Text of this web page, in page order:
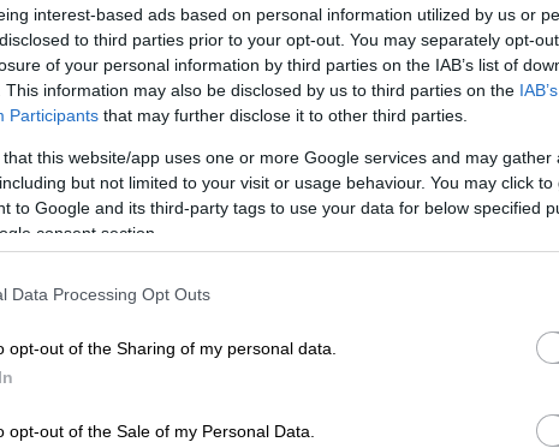
interest-based ads based on personal information utilized by us or
to third parties prior to your opt-out. You may separately opt-
of your personal information by third parties on the IAB’s list of
This information may also be disclosed by us to third parties on the
Participants that may further disclose it to other third parties.
that this website/app uses one or more Google services and may gather
but not limited to your visit or usage behaviour. You may click to
to Google and its third-party tags to use your data for below specified
consent section.
Data Processing Opt Outs
opt-out of the Sharing of my personal data.
opt-out of the Sale of my Personal Data.
Κορυφώνεται η έξοδος των
εκδρομέων εν μέσω αγροτικών
μπλόκων: Όπου φύγει - φύγει οι
Τα στοιχεία της ΕΛ.ΑΣ.